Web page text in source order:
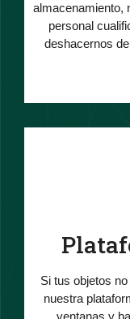
almacenamiento,
personal
deshacernos
Si tus objetos
nuestra